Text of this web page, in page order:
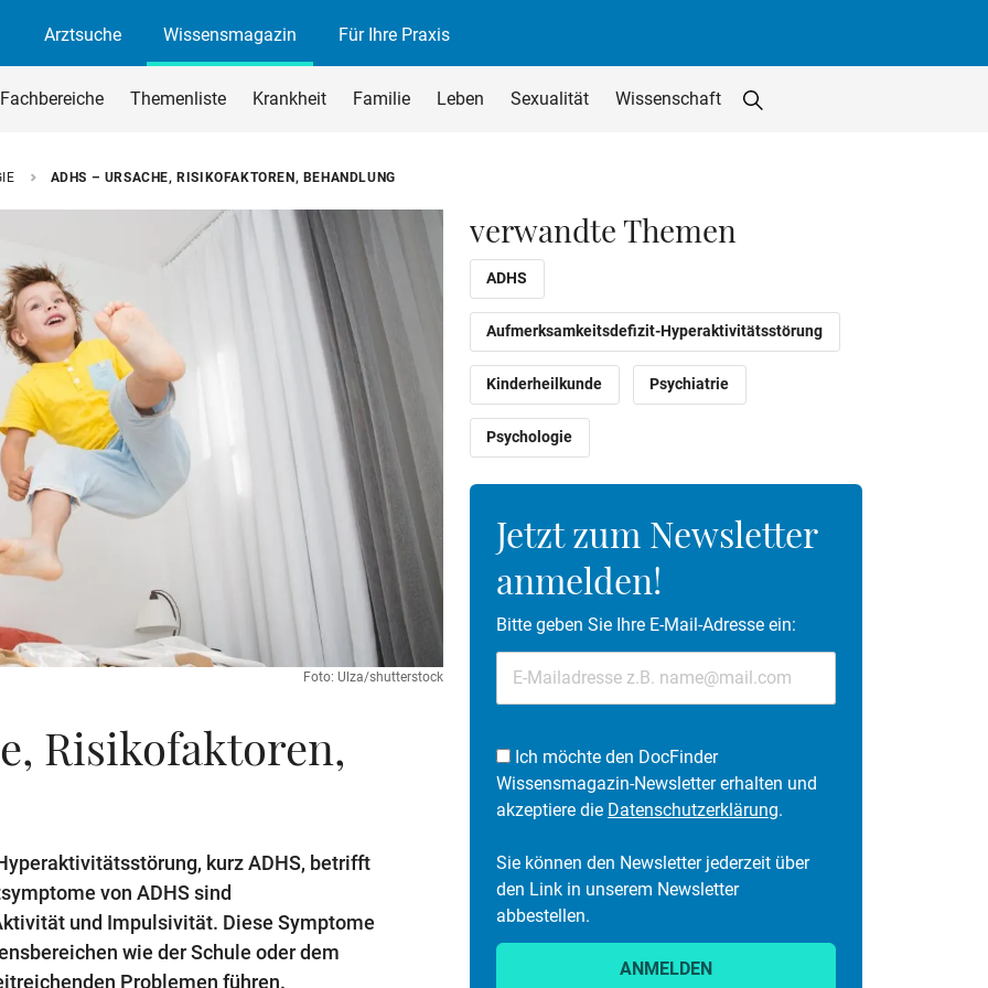
Arztsuche
Wissensmagazin Für Ihre Praxis
Fachbereiche Themenliste Krankheit Familie Leben Sexualität Wissenschaft
ADHS – URSACHE, RISIKOFAKTOREN, BEHANDLUNG
Foto: Ulza/shutterstock
Risikofaktoren,
kurz ADHS, betrifft
von ADHS sind
und Impulsivität. Diese Symptome
wie der Schule oder dem
Problemen führen.
verwandte Themen
ADHS
Aufmerksamkeitsdefizit-Hyperaktivitätsstörung
Kinderheilkunde Psychiatrie
Psychologie
Jetzt zum Newsletter
anmelden!
Bitte geben Sie Ihre E-Mail-Adresse ein:
Ich möchte den DocFinder
Wissensmagazin-Newsletter erhalten und
akzeptiere die Datenschutzerklärung.
Sie können den Newsletter jederzeit über
den Link in unserem Newsletter
abbestellen.
ANMELDEN